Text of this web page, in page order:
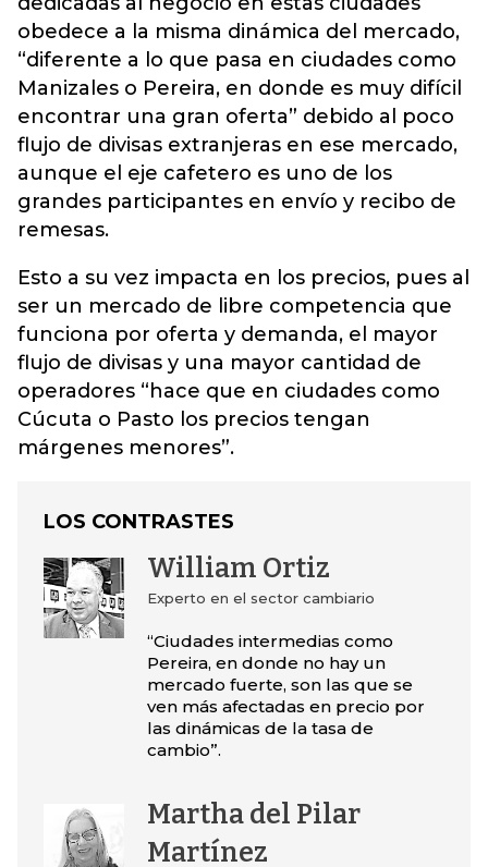
obedece a la misma dinámica del mercado,
“diferente a lo que pasa en ciudades como
Manizales o Pereira, en donde es muy difícil
encontrar una gran oferta” debido al poco
flujo de divisas extranjeras en ese mercado,
aunque el eje cafetero es uno de los
grandes participantes en envío y recibo de
remesas.
Esto a su vez impacta en los precios, pues al
ser un mercado de libre competencia que
funciona por oferta y demanda, el mayor
flujo de divisas y una mayor cantidad de
operadores “hace que en ciudades como
Cúcuta o Pasto los precios tengan
márgenes menores”.
LOS CONTRASTES
William Ortiz
Experto en el sector cambiario
“Ciudades intermedias como
Pereira, en donde no hay un
mercado fuerte, son las que se
ven más afectadas en precio por
las dinámicas de la tasa de
cambio”.
Martha del Pilar
Martínez